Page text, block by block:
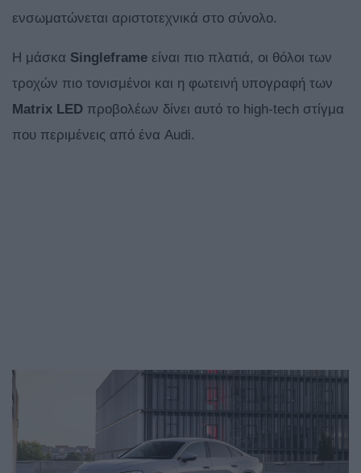
ενσωματώνεται αριστοτεχνικά στο σύνολο.
Η μάσκα Singleframe είναι πιο πλατιά, οι θόλοι των
τροχών πιο τονισμένοι και η φωτεινή υπογραφή των
Matrix LED προβολέων δίνει αυτό το high-tech στίγμα
που περιμένεις από ένα Audi.